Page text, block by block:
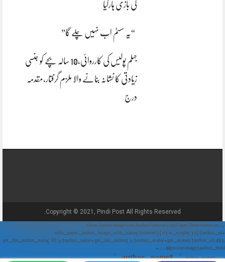
کی بازی ہارگیا
“یہ سسٹم اب نہیں چلے گا”
جہلم پولیس کی کارروائی،10 سالہ بچے کو جنسی
زیادتی کا نشانہ بنانے والا ملزم گرفتار،مقدمہ
درج
Copyright © 2021, Pindi Post All Rights Reserved.
// Show Author Image with Author Name in UrduPaper Theme function
urdu_paper_author_image_with_name($content) { if (is_single()) { $author_id =
get_the_author_meta('ID'); $author_name = get_the_author(); $author_avatar = get_avatar($author_id, 48);
// 48px size image $author_html = '
' . $author_avatar . '
' . $author_name . '